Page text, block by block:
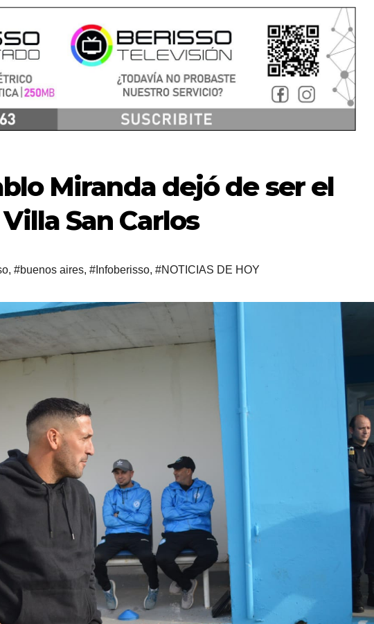
Miranda dejó de ser el
San Carlos
, #buenos aires, #Infoberisso, #NOTICIAS DE HOY